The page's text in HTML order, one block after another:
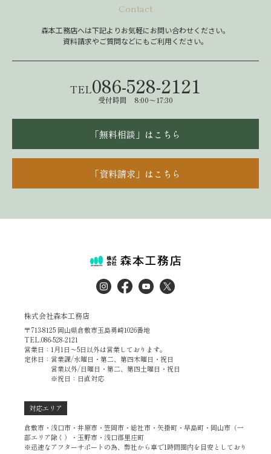
Contact
森本工務店へは下記よりお気軽にお問い合わせください。
資料請求やご質問などにもご利用ください。
TEL086-528-2121
受付時間 8:00～17:30
「無料相談」はこちら
「資料請求」はこちら
株式会社森本工務店
〒713-8125 岡山県倉敷市玉島勇崎1026番地
TEL.086-528-2121
営業日：1月1日～5日以外は営業しております。
定休日：営業課/水曜日・第二、第四木曜日・祝日
営業以外/日曜日・第二、第四土曜日・祝日
※祝日：日直対応
対応エリア
倉敷市・浅口市・井原市・笠岡市・総社市・矢掛町・早島町・岡山市（一
部エリア除く）・玉野市・浅口郡里庄町
※迅速なアフターサポートの為、弊社から車で1時間圏内を目安としており